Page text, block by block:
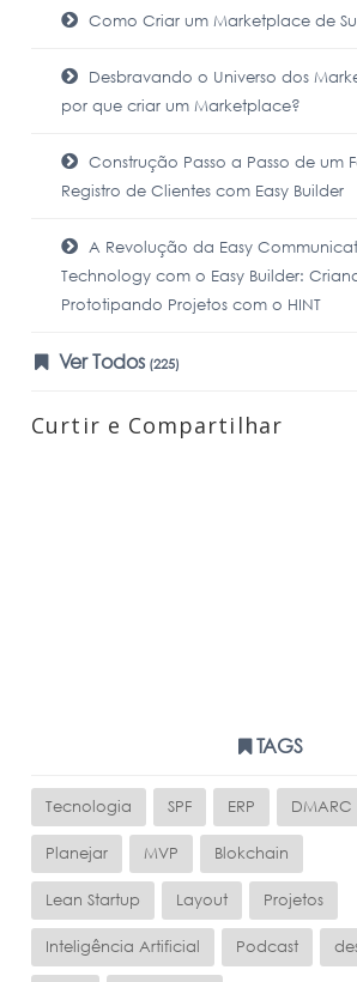
Como Criar um Marketplace de
Desbravando o Universo dos
por que criar um Marketplace?
Construção Passo a Passo de um
Registro de Clientes com Easy Builder
A Revolução da Easy
Technology com o Easy Builder:
Prototipando Projetos com o HINT
Ver Todos (225)
Curtir e Compartilhar
TAGS
Tecnologia SPF ERP DMARC
Planejar MVP Blokchain
Lean Startup Layout Projetos
Inteligência Artificial Podcast